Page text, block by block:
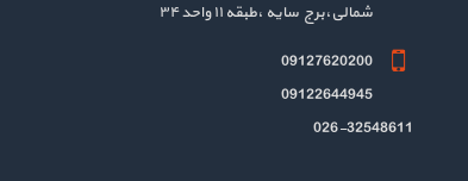
شمالی،برج سایه ،طبقه ۱۱ واحد ۳۴
09127620200
09122644945
026-32548611